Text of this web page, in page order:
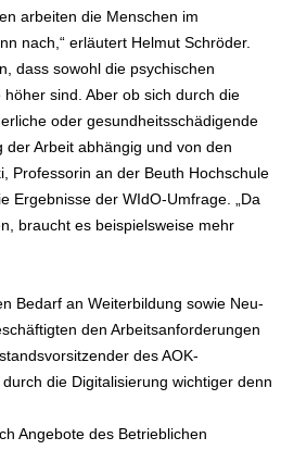
arbeiten die Menschen im
nach,“ erläutert Helmut Schröder.
dass sowohl die psychischen
sind. Aber ob sich durch die
oder gesundheitsschädigende
Arbeit abhängig und von den
Professorin an der Beuth Hochschule
Ergebnisse der WIdO-Umfrage. „Da
braucht es beispielsweise mehr
Bedarf an Weiterbildung sowie Neu-
den Arbeitsanforderungen
des AOK-
die Digitalisierung wichtiger denn
Angebote des Betrieblichen